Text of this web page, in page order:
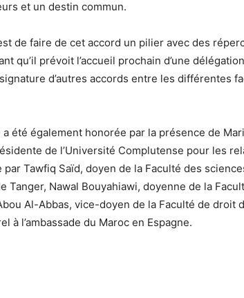
et un destin commun.
de faire de cet accord un pilier avec des
qu’il prévoit l’accueil prochain d’une
d’autres accords entre les différentes
été également honorée par la présence de
de l’Université Complutense pour les
Tawfiq Saïd, doyen de la Faculté des
Tanger, Nawal Bouyahiawi, doyenne de la
Al-Abbas, vice-doyen de la Faculté de droit
à l’ambassade du Maroc en Espagne.